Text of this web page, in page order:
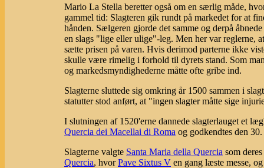
Mario La Stella beretter også om en særlig måde,
gammel tid: Slagteren gik rundt på markedet for at
hånden. Sælgeren gjorde det samme og derpå
en slags "lige eller ulige"-leg. Men her var reglerne,
sætte prisen på varen. Hvis derimod parterne ikke
skulle være rimelig i forhold til dyrets stand. Som
og markedsmyndighederne måtte ofte gribe ind.
Slagterne sluttede sig omkring år 1500 sammen i
statutter stod anført, at "ingen slagter måtte sige
I slutningen af 1520'erne dannede slagterlauget et
Quercia dei Macellai di Roma og godkendtes den
Slagterne valgte Santa Maria della Quercia som
Quercia, hvorPave Sixtus V en gang læste messe,